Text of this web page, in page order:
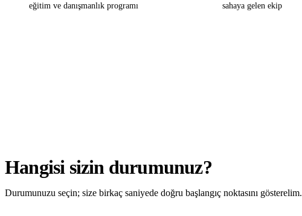
eğitim ve danışmanlık programı sahaya gelen ekip
Hangisi sizin durumunuz?
Durumunuzu seçin; size birkaç saniyede doğru başlangıç noktasını gösterelim.